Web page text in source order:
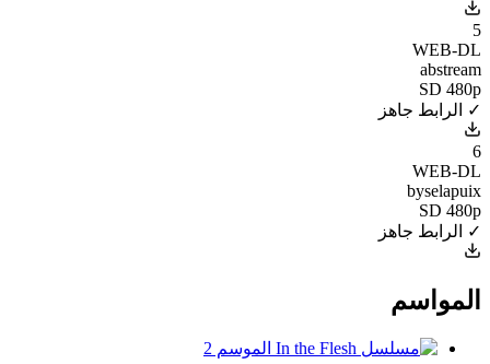
5
WEB-DL
abstream
SD 480p
✓ الرابط جاهز
6
WEB-DL
byselapuix
SD 480p
✓ الرابط جاهز
المواسم